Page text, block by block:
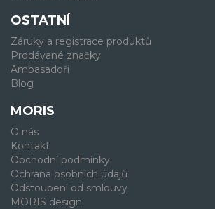
OSTATNÍ
Záruky a registrace produktů
Prodávané značky
Ambasadoři
Blog
MORIS
O nás
Kontakt
Obchodní podmínky
Ochrana osobních údajů
Odstoupení od smlouvy
MORIS design